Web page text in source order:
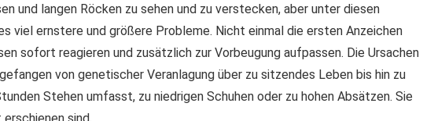
und langen Röcken zu sehen und zu verstecken, aber unter diesen
viel ernstere und größere Probleme. Nicht einmal die ersten Anzeichen
sofort reagieren und zusätzlich zur Vorbeugung aufpassen. Die Ursachen
von genetischer Veranlagung über zu sitzendes Leben bis hin zu
Stehen umfasst, zu niedrigen Schuhen oder zu hohen Absätzen. Sie